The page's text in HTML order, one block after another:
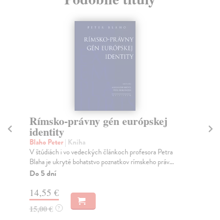
Rímsko-právny gén európskej
identity
Blaho Peter| Kniha
V štúdiách i vo vedeckých článkoch profesora Petra
Blaha je ukryté bohatstvo poznatkov rímskeho práv...
Do 5 dní
14,55 €
15,00 € ?